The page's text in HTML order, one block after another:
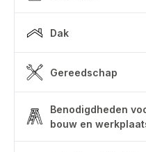
Dak
Gereedschap
Benodigdheden
bouw en